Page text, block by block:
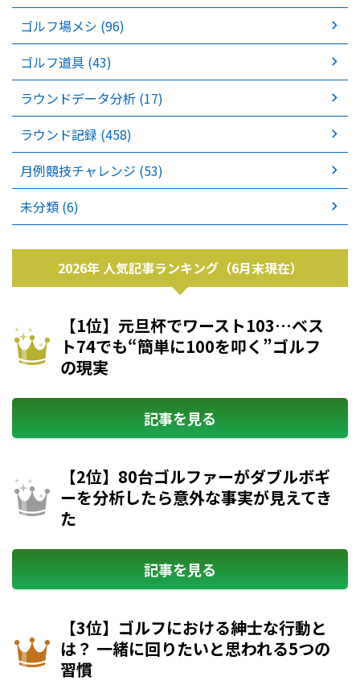
ゴルフ場メシ (96)
ゴルフ道具 (43)
ラウンドデータ分析 (17)
ラウンド記録 (458)
月例競技チャレンジ (53)
未分類 (6)
2026年 人気記事ランキング（6月末現在）
【1位】元旦杯でワースト103…ベス
ト74でも“簡単に100を叩く”ゴルフ
の現実
記事を見る
【2位】80台ゴルファーがダブルボギ
ーを分析したら意外な事実が見えてき
た
記事を見る
【3位】ゴルフにおける紳士な行動と
は？ 一緒に回りたいと思われる5つの
習慣